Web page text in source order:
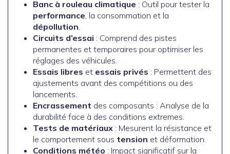
Banc à rouleau climatique : Outil pour tester la
performance, la consommation et la
dépollution.
Circuits d’essai : Comprend des pistes
permanentes et temporaires pour optimiser les
réglages des véhicules.
Essais libres et essais privés : Permettent des
ajustements avant des compétitions ou des
lancements.
Encrassement des composants : Analyse de la
durabilité face à des conditions extremes.
Tests de matériaux : Mesurent la résistance et
le comportement sous tension et déformation.
Conditions météo : Impact significatif sur la